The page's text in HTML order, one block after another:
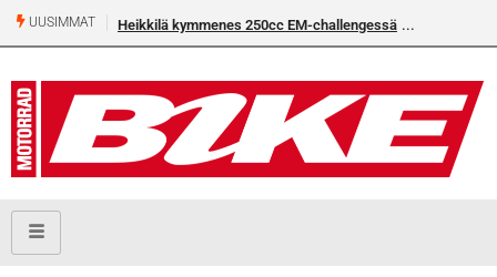
UUSIMMAT Heikkilä kymmenes 250cc EM-challengessä